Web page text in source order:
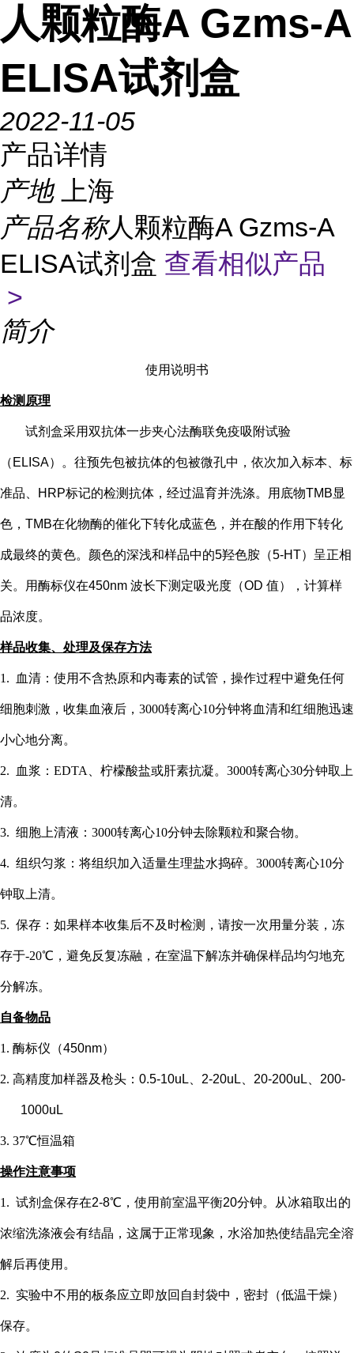
人颗粒酶A Gzms-A
ELISA试剂盒
2022-11-05
产品详情
产地
上海
产品名称人颗粒酶A Gzms-A
ELISA试剂盒 查看相似产品
>
简介
使用说明书
检测原理
试剂盒采用双抗体一步夹心法酶联免疫吸附试验
（ ELISA）。往预先包被抗体的包被微孔中，依次加入标本、标
准品、HRP标记的检测抗体，经过温育并洗涤。用底物TMB显
色，TMB在化物酶的催化下转化成蓝色，并在酸的作用下转化
成最终的黄色。颜色的深浅和样品中的5羟色胺（5-HT） 呈正相
关。用酶标仪在450nm 波长下测定吸光度（OD 值），计算样
品浓度。
样品收集、处理及保存方法
1. 血清：使用不含热原和内毒素的试管，操作过程中避免任何
细胞刺激，收集血液后，3000转离心10分钟将血清和红细胞迅速
小心地分离。
2. 血浆：EDTA、柠檬酸盐或肝素抗凝。3000转离心30分钟取上
清。
3. 细胞上清液：3000转离心10分钟去除颗粒和聚合物。
4. 组织匀浆：将组织加入适量生理盐水捣碎。3000转离心10分
钟取上清。
5. 保存：如果样本收集后不及时检测，请按一次用量分装，冻
存于-20℃，避免反复冻融，在室温下解冻并确保样品均匀地充
分解冻。
自备物品
1. 酶标仪（450nm）
2. 高精度加样器及枪头： 0.5-10uL、2-20uL、20-200uL、200-
1000uL
3. 37℃恒温箱
操作注意事项
1. 试剂盒保存在2-8℃，使用前室温平衡20分钟。从冰箱取出的
浓缩洗涤液会有结晶，这属于正常现象，水浴加热使结晶完全溶
解后再使用。
2. 实验中不用的板条应立即放回自封袋中，密封（低温干燥）
保存。